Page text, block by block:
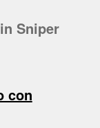
Sniper
con